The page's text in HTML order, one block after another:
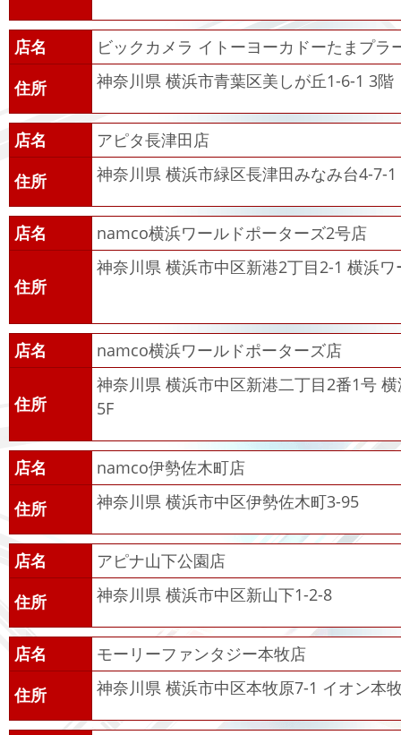
店名
ビックカメラ イトーヨーカドーたまプラ
住所
神奈川県 横浜市青葉区美しが丘1-6-1 3階
店名
アピタ長津田店
住所
神奈川県 横浜市緑区長津田みなみ台4-7-
店名 namco横浜ワールドポーターズ2号店
住所
神奈川県 横浜市中区新港2丁目2-1 横浜
店名 namco横浜ワールドポーターズ店
住所
神奈川県 横浜市中区新港二丁目2番1号
5F
店名
namco伊勢佐木町店
住所
神奈川県 横浜市中区伊勢佐木町3-95
店名
アピナ山下公園店
住所
神奈川県 横浜市中区新山下1-2-8
店名
モーリーファンタジー本牧店
住所
神奈川県 横浜市中区本牧原7-1 イオン本